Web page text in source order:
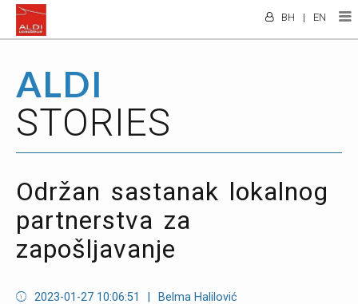
EN
|
BH
ALDI
STORIES
Održan sastanak lokalnog
partnerstva za
zapošljavanje
2023-01-27 10:06:51 Belma Halilović